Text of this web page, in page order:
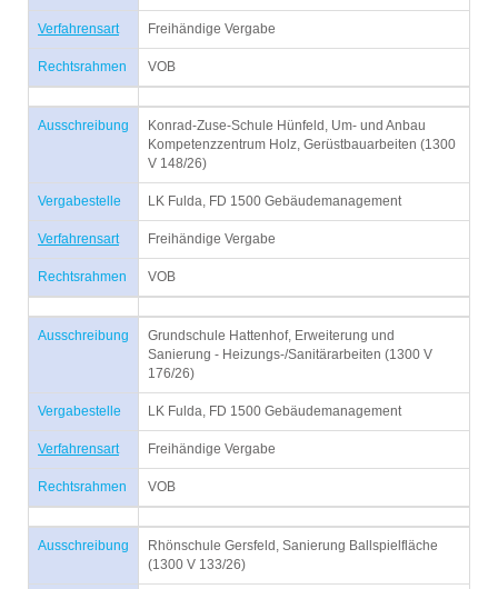
Verfahrensart Freihändige Vergabe
Rechtsrahmen VOB
Ausschreibung
Konrad-Zuse-Schule Hünfeld, Um- und Anbau
Kompetenzzentrum Holz, Gerüstbauarbeiten (1300
V 148/26)
Vergabestelle LK Fulda, FD 1500 Gebäudemanagement
Verfahrensart Freihändige Vergabe
Rechtsrahmen VOB
Ausschreibung
Grundschule Hattenhof, Erweiterung und
Sanierung - Heizungs-/Sanitärarbeiten (1300 V
176/26)
Vergabestelle LK Fulda, FD 1500 Gebäudemanagement
Verfahrensart Freihändige Vergabe
Rechtsrahmen VOB
Ausschreibung
Rhönschule Gersfeld, Sanierung Ballspielfläche
(1300 V 133/26)